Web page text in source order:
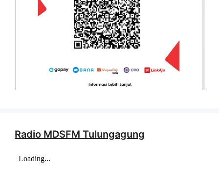
Radio MDSFM Tulungagung